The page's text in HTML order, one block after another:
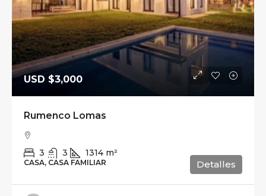
USD $3,000
Rumenco Lomas
3 3 1314 m²
CASA, CASA FAMILIAR Detalles